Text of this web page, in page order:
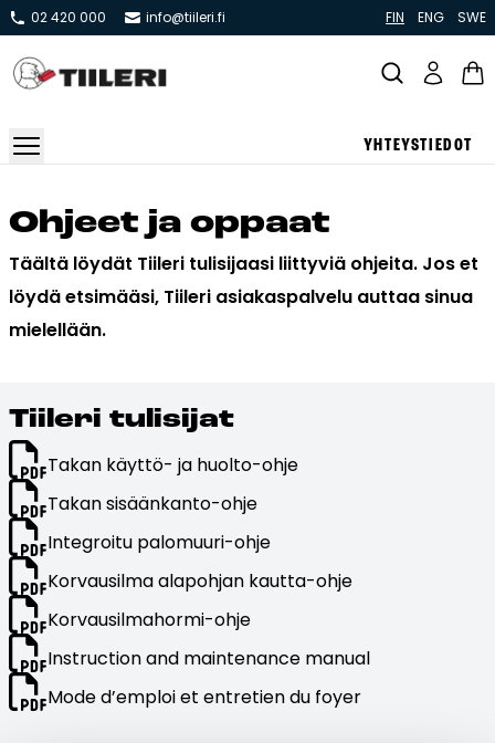
02 420 000 info@tiileri.fi FIN ENG SWE
YHTEYSTIEDOT
Varaavat takat
Pönttö -ja kaakeliuunit
Grillit ja pihakeittiöt
Hormit
Esitteet, hinnastot ja ohjeet
Tiileri lasku
Kotikäynti
Tiilet ja tiililaatat
Julkisivutiilet
Oh­jeet ja op­paat
Täältä löydät Tiileri tulisijaasi liittyviä ohjeita. Jos et
löydä etsimääsi, Tiileri asiakaspalvelu auttaa sinua
mielellään.
Tii­le­ri tu­li­si­jat
Takan käyttö- ja huolto-ohje
Takan sisäänkanto-ohje
Integroitu palomuuri-ohje
Korvausilma alapohjan kautta-ohje
Korvausilmahormi-ohje
Instruction and maintenance manual
Mode d’emploi et entretien du foyer